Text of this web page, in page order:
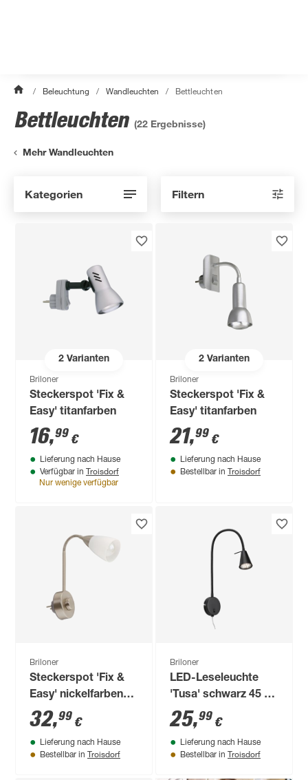
/ Beleuchtung / Wandleuchten / Bettleuchten
Bettleuchten (22 Ergebnisse)
Mehr Wandleuchten
Kategorien Filtern
2Varianten
Briloner
Steckerspot 'Fix &
Easy' titanfarben
16,99 €
Lieferung nach Hause
Verfügbar in Troisdorf
Nur wenige verfügbar
2Varianten
Briloner
Steckerspot 'Fix &
Easy' titanfarben
21,99 €
Lieferung nach Hause
Bestellbar in Troisdorf
Briloner
Steckerspot 'Fix &
Easy' nickelfarben
mattgebürstet
dimmbar
32,99 €
Lieferung nach Hause
Bestellbar in Troisdorf
Briloner
LED-Leseleuchte
'Tusa' schwarz 45 x
8 x 20,5 cm 400 lm
25,99 €
Lieferung nach Hause
Bestellbar in Troisdorf